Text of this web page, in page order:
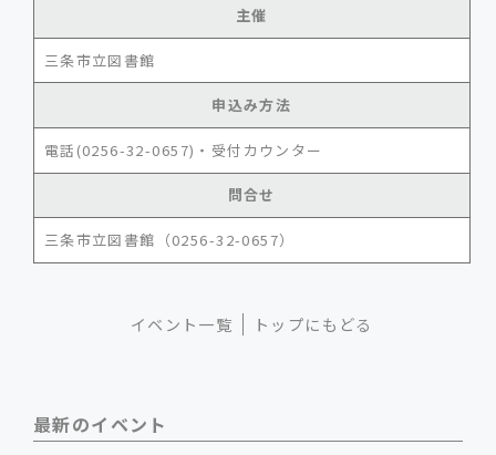
主催
三条市立図書館
申込み方法
電話(0256-32-0657)・受付カウンター
問合せ
三条市立図書館（0256-32-0657）
イベント一覧 トップにもどる
最新のイベント